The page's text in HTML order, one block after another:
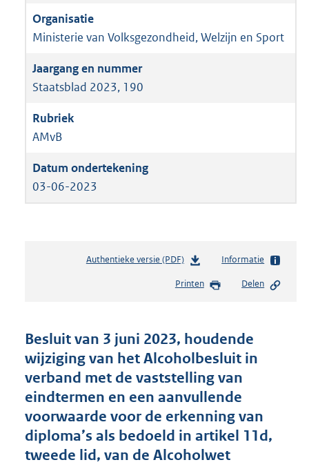
Ministerie van Volksgezondheid, Welzijn en Sport
Staatsblad 2023, 190
AMvB
03-06-2023
Authentieke versie (PDF)b
s
n
d
s
g
o
o
t
t
e
Informatie
Printen Delen
Besluit van 3 juni 2023, houdende
wijziging van het Alcoholbesluit in
verband met de vaststelling van
eindtermen en een aanvullende
voorwaarde voor de erkenning van
diploma’s als bedoeld in artikel 11d,
tweede lid, van de Alcoholwet